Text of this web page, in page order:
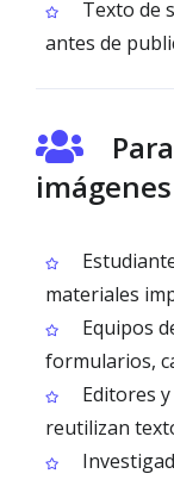
Texto de
antes de
materiales
Equipos
formularios,
Editores
reutilizan